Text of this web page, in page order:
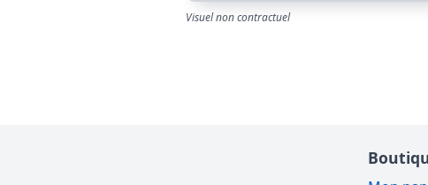
Visuel non contractuel